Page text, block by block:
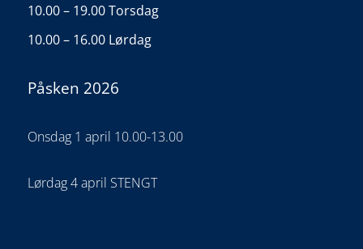
10.00 – 19.00 Torsdag
10.00 – 16.00 Lørdag
Påsken 2026
Onsdag 1 april 10.00-13.00
Lørdag 4 april STENGT